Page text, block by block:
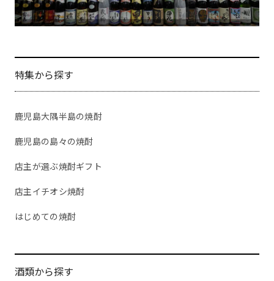
特集から探す
鹿児島大隅半島の焼酎
鹿児島の島々の焼酎
店主が選ぶ焼酎ギフト
店主イチオシ焼酎
はじめての焼酎
酒類から探す